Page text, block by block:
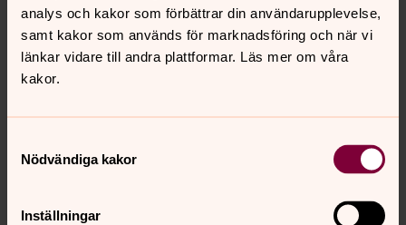
analys och kakor som förbättrar din användarupplevelse,
samt kakor som används för marknadsföring och när vi
länkar vidare till andra plattformar. Läs mer om våra
kakor.
Nödvändiga kakor
Inställningar